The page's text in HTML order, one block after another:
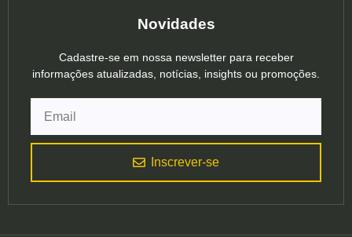
Novidades
Cadastre-se em nossa newsletter para receber
informações atualizadas, notícias, insights ou promoções.
Inscrever-se